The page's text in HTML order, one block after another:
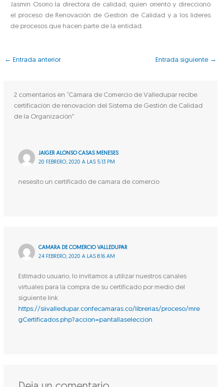
Jasmín Osorio la directora de calidad, quien orientó y direccionó
el proceso de Renovación de Gestión de Calidad y a los líderes
de procesos que hacen parte de la entidad.
← Entrada anterior Entrada siguiente →
2 comentarios en “Cámara de Comercio de Valledupar recibe
certificación de renovación del Sistema de Gestión de Calidad
de la Organización”
JAIGER ALONSO CASAS MENESES
20 FEBRERO, 2020 A LAS 5:13 PM
nesesito un certificado de camara de comercio
CAMARA DE COMERCIO VALLEDUPAR
24 FEBRERO, 2020 A LAS 8:16 AM
Estimado usuario, lo invitamos a utilizar nuestros canales
virtuales para la compra de su certificado por medio del
siguiente link
https://siivalledupar.confecamaras.co/librerias/proceso/mre
gCertificados.php?accion=pantallaseleccion